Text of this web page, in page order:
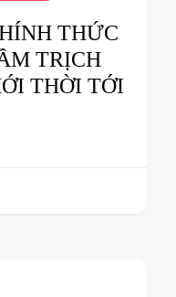
THỨC
TRỊCH
THỜI TỚI